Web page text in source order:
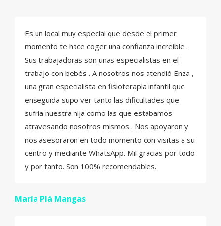
Es un local muy especial que desde el primer
momento te hace coger una confianza increíble .
Sus trabajadoras son unas especialistas en el
trabajo con bebés . A nosotros nos atendió Enza ,
una gran especialista en fisioterapia infantil que
enseguida supo ver tanto las dificultades que
sufria nuestra hija como las que estábamos
atravesando nosotros mismos . Nos apoyaron y
nos asesoraron en todo momento con visitas a su
centro y mediante WhatsApp. Mil gracias por todo
y por tanto. Son 100% recomendables.
María Plá Mangas